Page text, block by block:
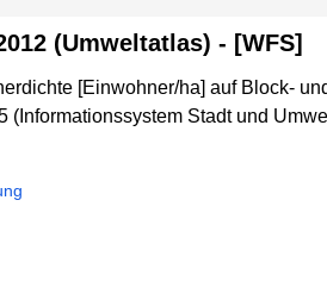
(Umweltatlas) - [WFS]
[Einwohner/ha] auf Block-
(Informationssystem Stadt und